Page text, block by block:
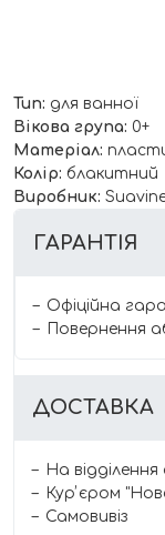
Тип: для ванної
Вікова група: 0+
Матеріал:
Колір: блакитний
Виробник:
ГАРАНТІЯ
Офіційна
Повернення
ДОСТАВКА
На
Курʼєром
Самовивіз